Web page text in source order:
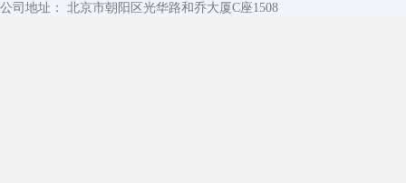
公司地址： 北京市朝阳区光华路和乔大厦C座1508